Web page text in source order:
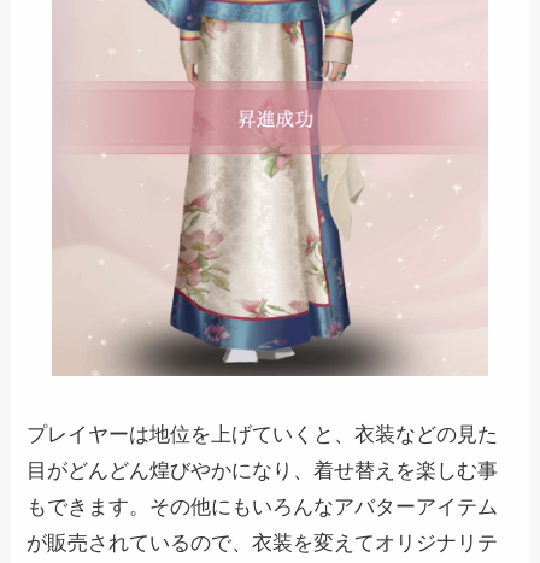
プレイヤーは地位を上げていくと、衣装などの見た
目がどんどん煌びやかになり、着せ替えを楽しむ事
もできます。その他にもいろんなアバターアイテム
が販売されているので、衣装を変えてオリジナリテ